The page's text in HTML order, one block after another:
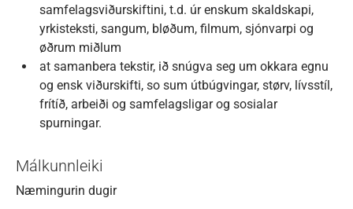
samfelagsviðurskiftini, t.d. úr enskum skaldskapi,
yrkisteksti, sangum, bløðum, filmum, sjónvarpi og
øðrum miðlum
at samanbera tekstir, ið snúgva seg um okkara egnu
og ensk viðurskifti, so sum útbúgvingar, størv, lívsstíl,
frítíð, arbeiði og samfelagsligar og sosialar
spurningar.
Málkunnleiki
Næmingurin dugir